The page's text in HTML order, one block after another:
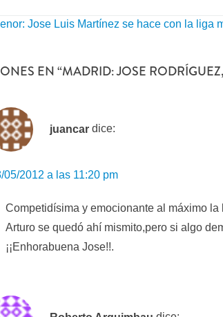
Jose Luis Martínez se hace con la liga
EN “MADRID: JOSE
juancar dice:
05/2012 a las 11:20 pm
Competidísima y emocionante al máximo la
Arturo se quedó ahí mismito,pero si algo
¡¡Enhorabuena Jose!!.